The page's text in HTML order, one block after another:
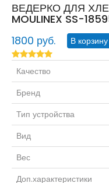
ВЕДЕРКО ДЛЯ
MOULINEX SS-
1800 руб.
Качество
Бренд
Тип устройства
Вид
Вес
Доп.характеристики